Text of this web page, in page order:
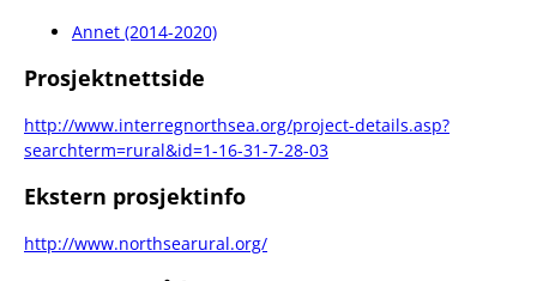
Annet (2014-2020)
Prosjektnettside
http://www.interregnorthsea.org/project-details.asp?
searchterm=rural&id=1-16-31-7-28-03
Ekstern prosjektinfo
http://www.northsearural.org/